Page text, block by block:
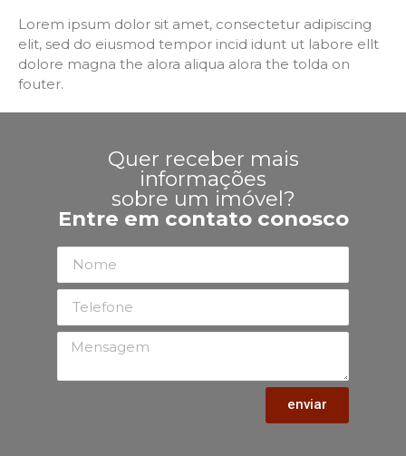
Lorem ipsum dolor sit amet, consectetur adipiscing
elit, sed do eiusmod tempor incid idunt ut labore ellt
dolore magna the alora aliqua alora the tolda on
fouter.
Quer receber mais
informações
sobre um imóvel?
Entre em contato conosco
enviar